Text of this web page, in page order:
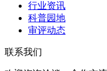
行业资讯
科普园地
审评动态
联系我们